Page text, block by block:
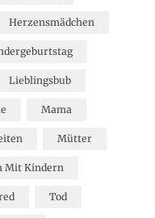
Herzensmädchen
Lieblingsbub
Mama
Mütter
Mit Kindern
Tod